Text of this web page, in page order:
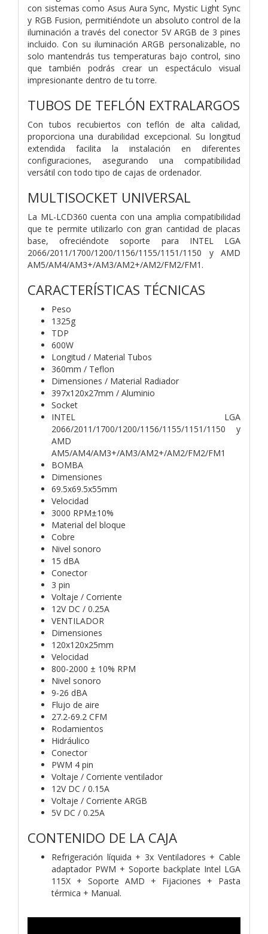
con sistemas como Asus Aura Sync, Mystic Light Sync
y RGB Fusion, permitiéndote un absoluto control de la
iluminación a través del conector 5V ARGB de 3 pines
incluido. Con su iluminación ARGB personalizable, no
solo mantendrás tus temperaturas bajo control, sino
que también podrás crear un espectáculo visual
impresionante dentro de tu torre.
TUBOS DE TEFLÓN EXTRALARGOS
Con tubos recubiertos con teflón de alta calidad,
proporciona una durabilidad excepcional. Su longitud
extendida facilita la instalación en diferentes
configuraciones, asegurando una compatibilidad
versátil con todo tipo de cajas de ordenador.
MULTISOCKET UNIVERSAL
La ML-LCD360 cuenta con una amplia compatibilidad
que te permite utilizarlo con gran cantidad de placas
base, ofreciéndote soporte para INTEL LGA
2066/2011/1700/1200/1156/1155/1151/1150 y AMD
AM5/AM4/AM3+/AM3/AM2+/AM2/FM2/FM1.
CARACTERÍSTICAS TÉCNICAS
Peso
1325g
TDP
600W
Longitud / Material Tubos
360mm / Teflon
Dimensiones / Material Radiador
397x120x27mm / Aluminio
Socket
INTEL LGA
2066/2011/1700/1200/1156/1155/1151/1150 y
AMD
AM5/AM4/AM3+/AM3/AM2+/AM2/FM2/FM1
BOMBA
Dimensiones
69.5x69.5x55mm
Velocidad
3000 RPM±10%
Material del bloque
Cobre
Nivel sonoro
15 dBA
Conector
3 pin
Voltaje / Corriente
12V DC / 0.25A
VENTILADOR
Dimensiones
120x120x25mm
Velocidad
800-2000 ± 10% RPM
Nivel sonoro
9-26 dBA
Flujo de aire
27.2-69.2 CFM
Rodamientos
Hidráulico
Conector
PWM 4 pin
Voltaje / Corriente ventilador
12V DC / 0.15A
Voltaje / Corriente ARGB
5V DC / 0.25A
CONTENIDO DE LA CAJA
Refrigeración líquida + 3x Ventiladores + Cable
adaptador PWM + Soporte backplate Intel LGA
115X + Soporte AMD + Fijaciones + Pasta
térmica + Manual.